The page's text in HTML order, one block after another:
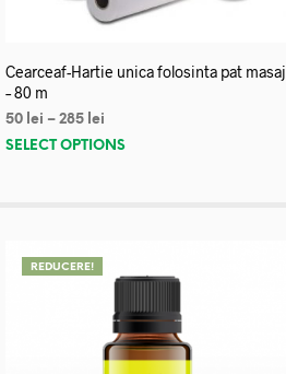
Cearceaf-Hartie unica folosinta pat masaj
– 80 m
50 lei –285 lei
SELECT OPTIONS
REDUCERE!